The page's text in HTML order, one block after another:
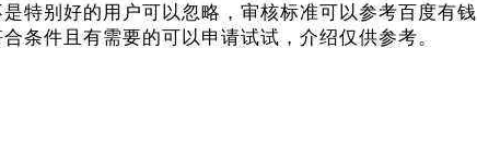
特别好的用户可以忽略，审核标准可以参考百度有钱
条件且有需要的可以申请试试，介绍仅供参考。